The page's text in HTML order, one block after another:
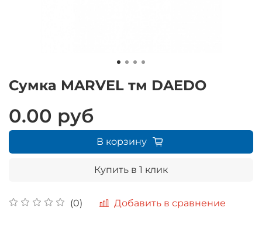
Сумка MARVEL тм DAEDO
(0) Добавить в сравнение
0.00 руб
В корзину
Купить в 1 клик